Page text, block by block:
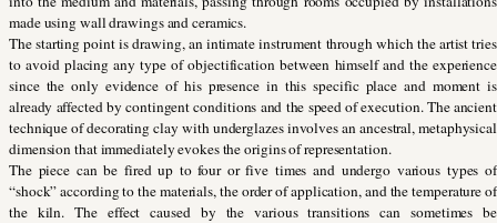
made using wall drawings and ceramics.
The starting point is drawing, an intimate instrument through which the artist tries
to avoid placing any type of objectification between himself and the experience
since the only evidence of his presence in this specific place and moment is
already affected by contingent conditions and the speed of execution. The ancient
technique of decorating clay with underglazes involves an ancestral, metaphysical
dimension that immediately evokes the origins of representation.
The piece can be fired up to four or five times and undergo various types of
“shock” according to the materials,the order of application, and the temperature of
the kiln. The effect caused by the various transitionscan sometimes be